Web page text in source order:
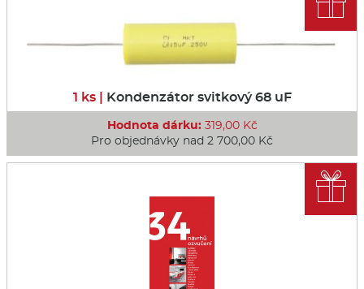
1 ks | Kondenzátor svitkový 68 uF
Hodnota dárku:319,00 Kč
Pro objednávky nad 2 700,00 Kč
